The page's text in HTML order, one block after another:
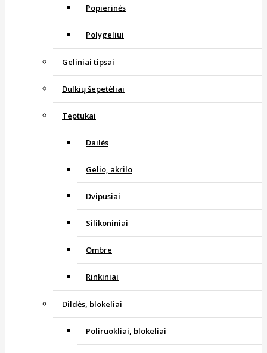
Popierinės
Polygeliui
Geliniai tipsai
Dulkių šepetėliai
Teptukai
Dailės
Gelio, akrilo
Dvipusiai
Silikoniniai
Ombre
Rinkiniai
Dildės, blokeliai
Poliruokliai, blokeliai